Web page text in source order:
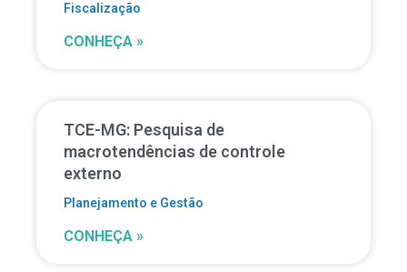
Fiscalização
CONHEÇA »
TCE-MG: Pesquisa de
macrotendências de controle
externo
Planejamento e Gestão
CONHEÇA »